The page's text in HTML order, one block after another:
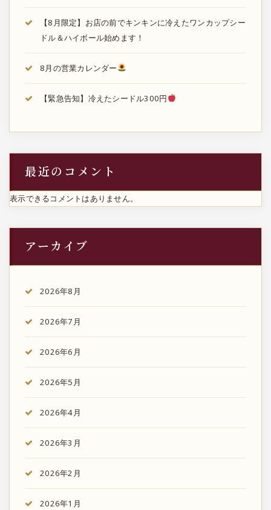
【8月限定】お店の前でキンキンに冷えたワンカップシー
ドル＆ハイボール始めます！
8月の営業カレンダー
【緊急告知】冷えたシードル300円
最近のコメント
表示できるコメントはありません。
アーカイブ
2026年8月
2026年7月
2026年6月
2026年5月
2026年4月
2026年3月
2026年2月
2026年1月